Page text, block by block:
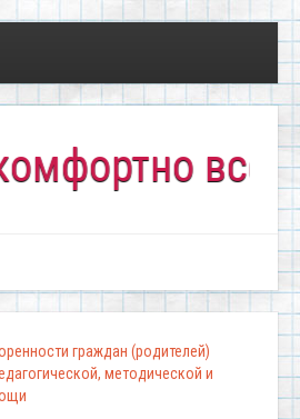
всем!"
граждан (родителей)
методической и